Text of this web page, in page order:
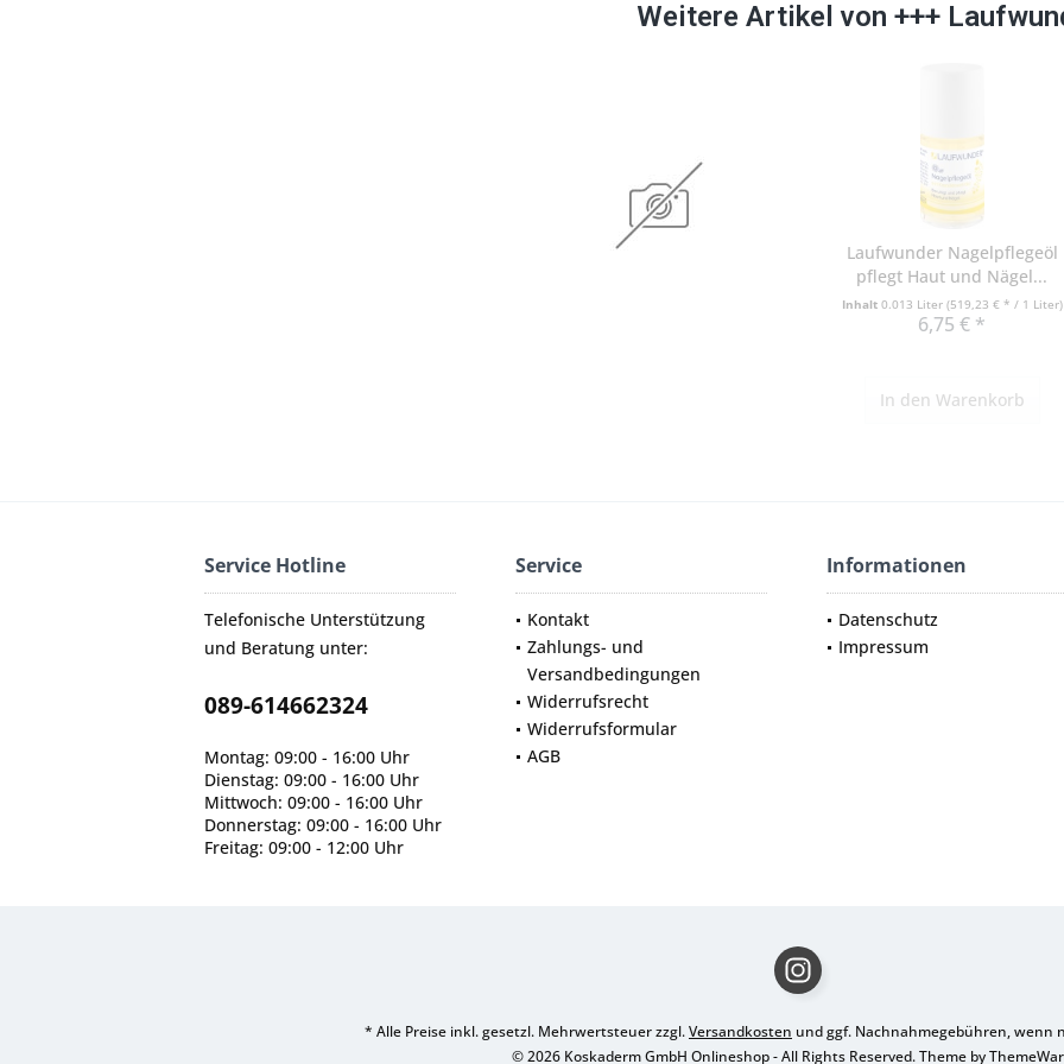
Weitere Artikel von +++
Laufwunder Nagelpflegeöl
pflegt Haut und Nägel...
Inhalt 0.013 Liter (519,23 € * / 1 Liter)
6,75 € *
In den Warenkorb
Service Hotline
Telefonische Unterstützung
und Beratung unter:
089-614662324
Montag: 09:00 - 16:00 Uhr
Dienstag: 09:00 - 16:00 Uhr
Mittwoch: 09:00 - 16:00 Uhr
Donnerstag: 09:00 - 16:00 Uhr
Freitag: 09:00 - 12:00 Uhr
Service
Kontakt
Zahlungs- und
Versandbedingungen
Widerrufsrecht
Widerrufsformular
AGB
Informationen
Datenschutz
Impressum
* Alle Preise inkl. gesetzl. Mehrwertsteuer zzgl.Versandkosten und ggf. Nachnahmegebühren, wenn
© 2026 Koskaderm GmbH Onlineshop - All Rights Reserved. Theme by